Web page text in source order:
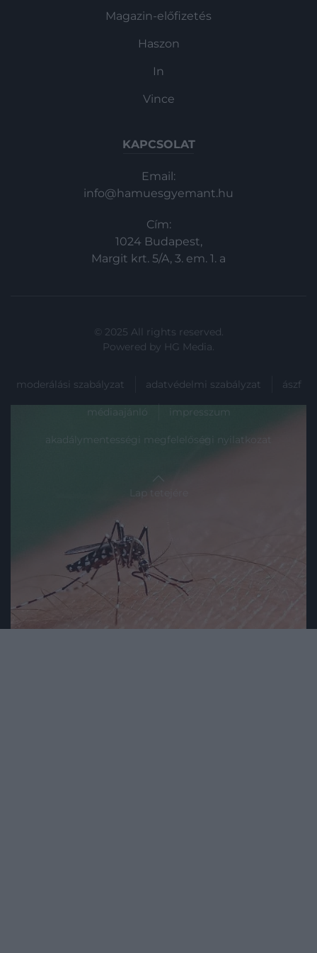
Magazin-előfizetés
Haszon
In
Vince
KAPCSOLAT
Email:
info@hamuesgyemant.hu
Cím:
1024 Budapest,
Margit krt. 5/A, 3. em. 1. a
© 2025 All rights reserved.
Powered by HG Media.
moderálási szabályzat adatvédelmi szabályzat ászf
médiaajánló impresszum
akadálymentességi megfelelőségi nyilatkozat
Lap tetejére